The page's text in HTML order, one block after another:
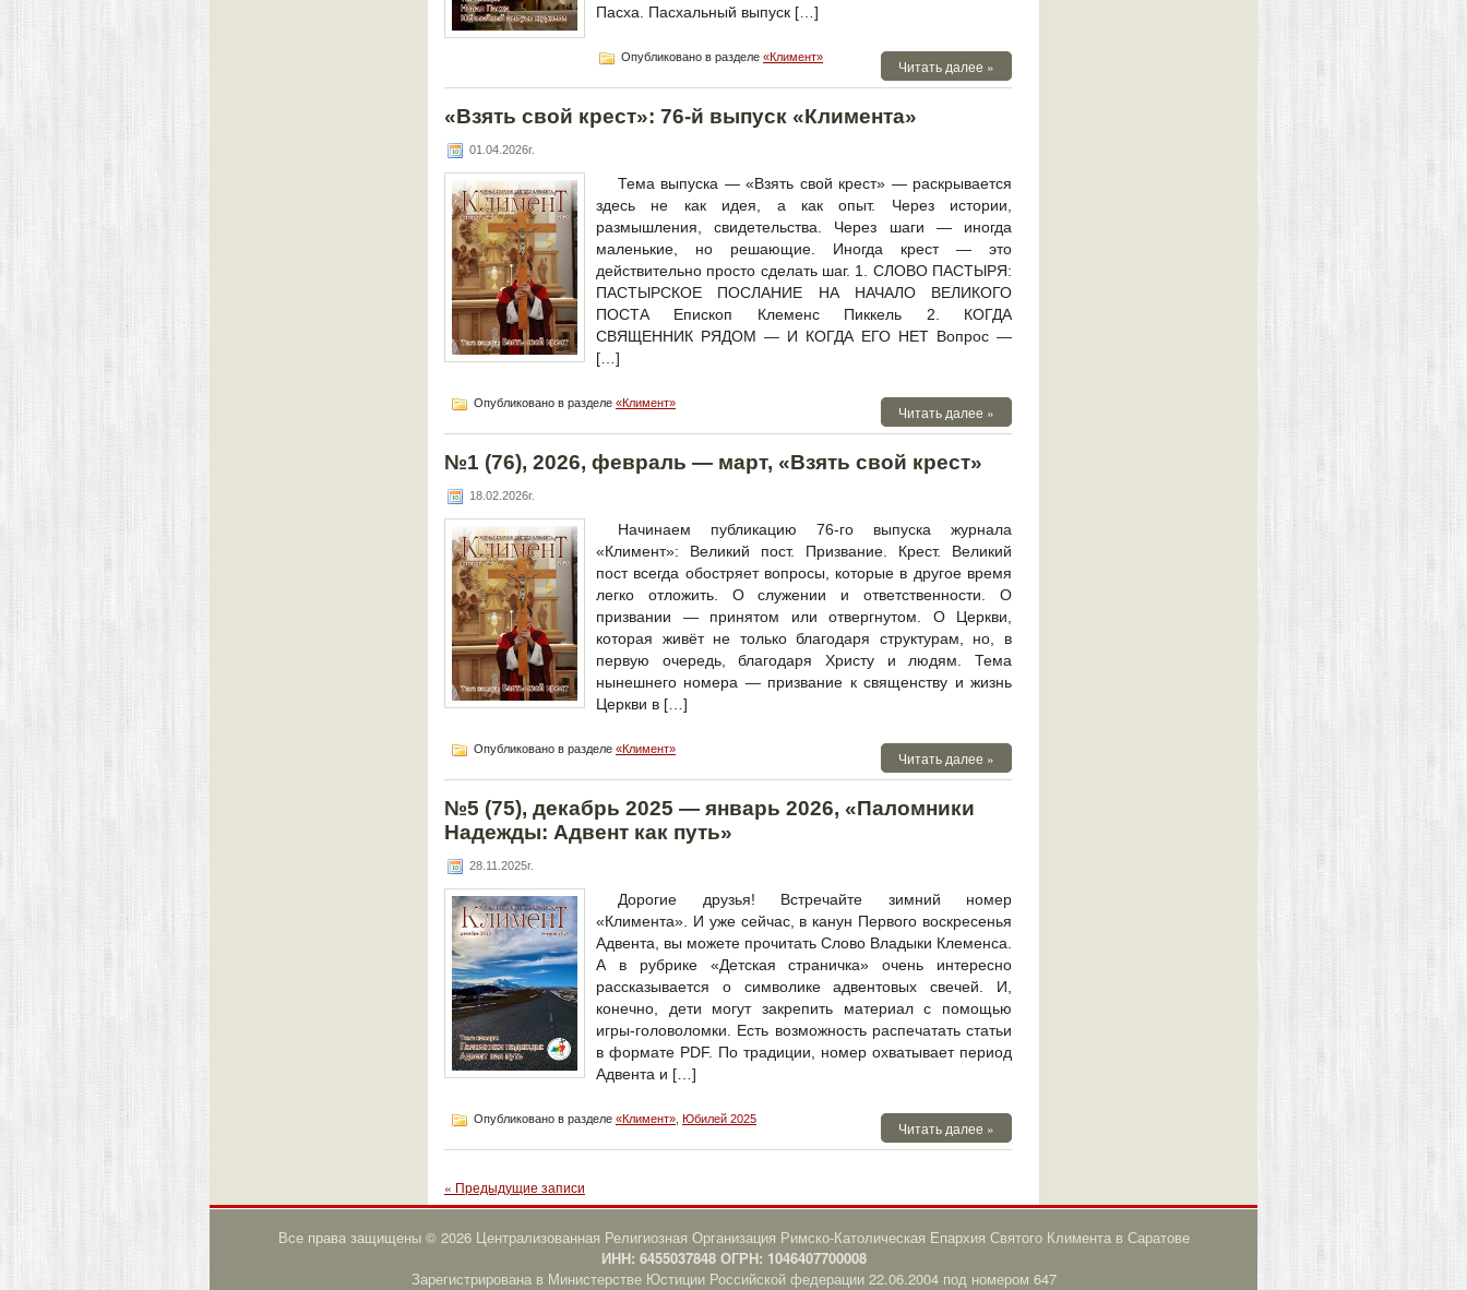
Пасха. Пасхальный выпуск […]
Опубликовано в разделе «Климент»
Читать далее »
«Взять свой крест»: 76-й выпуск «Климента»
01.04.2026г.
Тема выпуска — «Взять свой крест» — раскрывается
здесь не как идея, а как опыт. Через истории,
размышления, свидетельства. Через шаги — иногда
маленькие, но решающие. Иногда крест — это
действительно просто сделать шаг. 1. СЛОВО ПАСТЫРЯ:
ПАСТЫРСКОЕ ПОСЛАНИЕ НА НАЧАЛО ВЕЛИКОГО
ПОСТА Епископ Клеменс Пиккель 2. КОГДА
СВЯЩЕННИК РЯДОМ — И КОГДА ЕГО НЕТ Вопрос —
[…]
Опубликовано в разделе «Климент»
Читать далее »
№1 (76), 2026, февраль — март, «Взять свой крест»
18.02.2026г.
Начинаем публикацию 76-го выпуска журнала
«Климент»: Великий пост. Призвание. Крест. Великий
пост всегда обостряет вопросы, которые в другое время
легко отложить. О служении и ответственности. О
призвании — принятом или отвергнутом. О Церкви,
которая живёт не только благодаря структурам, но, в
первую очередь, благодаря Христу и людям. Тема
нынешнего номера — призвание к священству и жизнь
Церкви в […]
Опубликовано в разделе «Климент»
Читать далее »
№5 (75), декабрь 2025 — январь 2026, «Паломники
Надежды: Адвент как путь»
28.11.2025г.
Дорогие друзья! Встречайте зимний номер
«Климента». И уже сейчас, в канун Первого воскресенья
Адвента, вы можете прочитать Слово Владыки Клеменса.
А в рубрике «Детская страничка» очень интересно
рассказывается о символике адвентовых свечей. И,
конечно, дети могут закрепить материал с помощью
игры-головоломки. Есть возможность распечатать статьи
в формате PDF. По традиции, номер охватывает период
Адвента и […]
Опубликовано в разделе «Климент» Юбилей 2025
Читать далее »
« Предыдущие записи
Все права защищены © 2026 Централизованная Религиозная Организация Римско-Католическая Епархия Святого Климента в Саратове
ИНН: 6455037848 ОГРН: 1046407700008
Зарегистрирована в Министерстве Юстиции Российской федерации 22.06.2004 под номером 647